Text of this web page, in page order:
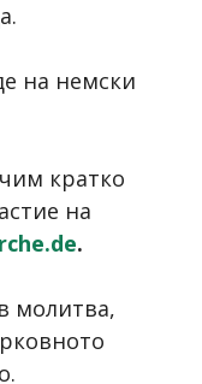
на немски
кратко
на
.
молитва,